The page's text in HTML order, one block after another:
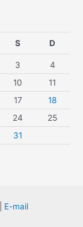
S D
3
4
10
11
17
18
24
25
31
E-mail